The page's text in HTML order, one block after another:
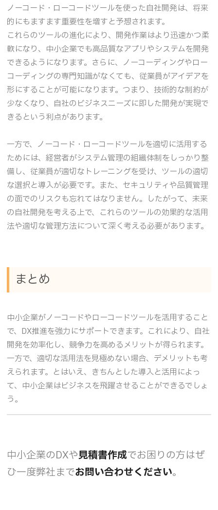
ノーコード・ローコードツールを使った自社開発は、将来
的にもますます重要性を増すと予想されます。
これらのツールの進化により、開発作業はより迅速かつ柔
軟になり、中小企業でも高品質なアプリやシステムを開発
できるようになります。さらに、ノーコーディングやロー
コーディングの専門知識がなくても、従業員がアイデアを
形にすることが可能になります。つまり、技術的な制約が
少なくなり、自社のビジネスニーズに即した開発が実現で
きるという利点があります。
一方で、ノーコード・ローコードツールを適切に活用する
ためには、経営者がシステム管理の組織体制をしっかり整
備し、従業員が適切なトレーニングを受け、ツールの適切
な選択と導入が必要です。また、セキュリティや品質管理
の面でのリスクも忘れてはなりません。したがって、未来
の自社開発を考える上で、これらのツールの効果的な活用
法や適切な管理方法について深く考える必要があります。
まとめ
中小企業がノーコードやローコードツールを活用すること
で、DX推進を強力にサポートできます。これにより、自社
開発を効率化し、競争力を高めるメリットが得られます。
一方で、適切な活用法を見極めない場合、デメリットも考
えられます。とはいえ、きちんとした導入と活用によっ
て、中小企業はビジネスを飛躍させることができるでしょ
う。
中小企業のDXや見積書作成でお困りの方はぜ
ひ一度弊社までお問い合わせください。